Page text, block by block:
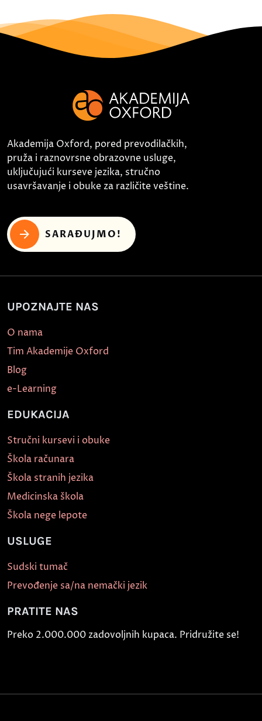
Akademija Oxford, pored prevodilačkih,
pruža i raznovrsne obrazovne usluge,
uključujući kurseve jezika, stručno
usavršavanje i obuke za različite veštine.
SARAĐUJMO!
UPOZNAJTE NAS
O nama
Tim Akademije Oxford
Blog
e-Learning
EDUKACIJA
Stručni kursevi i obuke
Škola računara
Škola stranih jezika
Medicinska škola
Škola nege lepote
USLUGE
Sudski tumač
Prevođenje sa/na nemački jezik
PRATITE NAS
Preko 2.000.000 zadovoljnih kupaca. Pridružite se!